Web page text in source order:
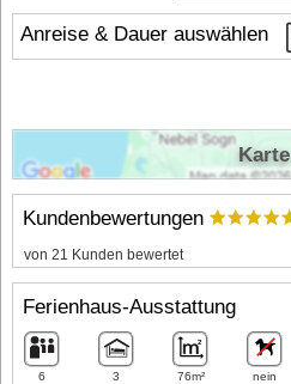
Anreise & Dauer auswählen
Kundenbewertungen
von 21 Kunden bewertet
Ferienhaus-Ausstattung
6 3 76m² nein
Karte